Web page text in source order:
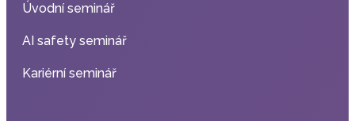
Úvodní seminář
AI safety seminář
Kariérní seminář